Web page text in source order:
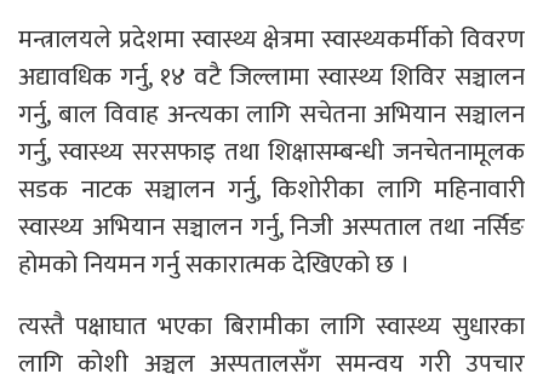
मन्त्रालयले प्रदेशमा स्वास्थ्य क्षेत्रमा स्वास्थ्यकर्मीको विवरण
अद्यावधिक गर्नु, १४ वटै जिल्लामा स्वास्थ्य शिविर सञ्चालन
गर्नु, बाल विवाह अन्त्यका लागि सचेतना अभियान सञ्चालन
गर्नु, स्वास्थ्य सरसफाइ तथा शिक्षासम्बन्धी जनचेतनामूलक
सडक नाटक सञ्चालन गर्नु, किशोरीका लागि महिनावारी
स्वास्थ्य अभियान सञ्चालन गर्नु, निजी अस्पताल तथा नर्सिङ
होमको नियमन गर्नु सकारात्मक देखिएको छ ।
त्यस्तै पक्षाघात भएका बिरामीका लागि स्वास्थ्य सुधारका
लागि कोशी अञ्चल अस्पतालसँग समन्वय गरी उपचार